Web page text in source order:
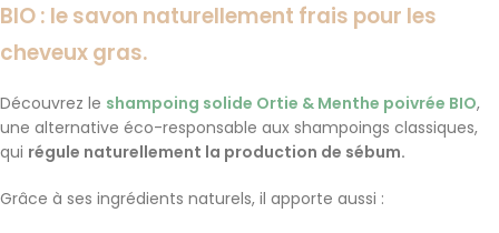
BIO : le savon naturellement frais pour les
cheveux gras.
Découvrez le shampoing solide Ortie & Menthe poivrée BIO,
une alternative éco-responsable aux shampoings classiques,
qui régule naturellement la production de sébum.
Grâce à ses ingrédients naturels, il apporte aussi :